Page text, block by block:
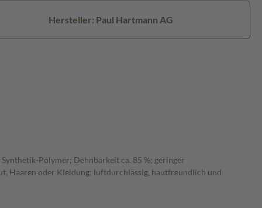
Hersteller: Paul Hartmann AG
Polymer; Dehnbarkeit ca. 85 %; geringer
Haaren oder Kleidung; luftdurchlässig, hautfreundlich und